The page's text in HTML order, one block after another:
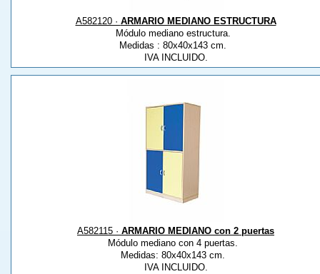
A582120 · ARMARIO MEDIANO ESTRUCTURA
Módulo mediano estructura.
Medidas : 80x40x143 cm.
IVA INCLUIDO.
A582115 · ARMARIO MEDIANO con 2 puertas
Módulo mediano con 4 puertas.
Medidas: 80x40x143 cm.
IVA INCLUIDO.